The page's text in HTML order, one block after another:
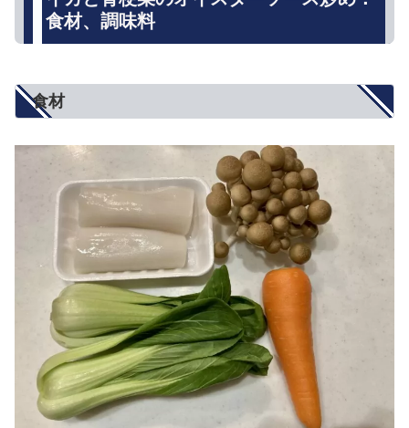
食材、調味料
食材